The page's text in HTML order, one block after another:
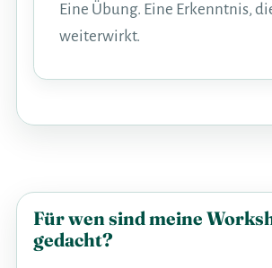
Eine Übung. Eine Erkenntnis,
weiterwirkt.
Für wen sind meine
gedacht?